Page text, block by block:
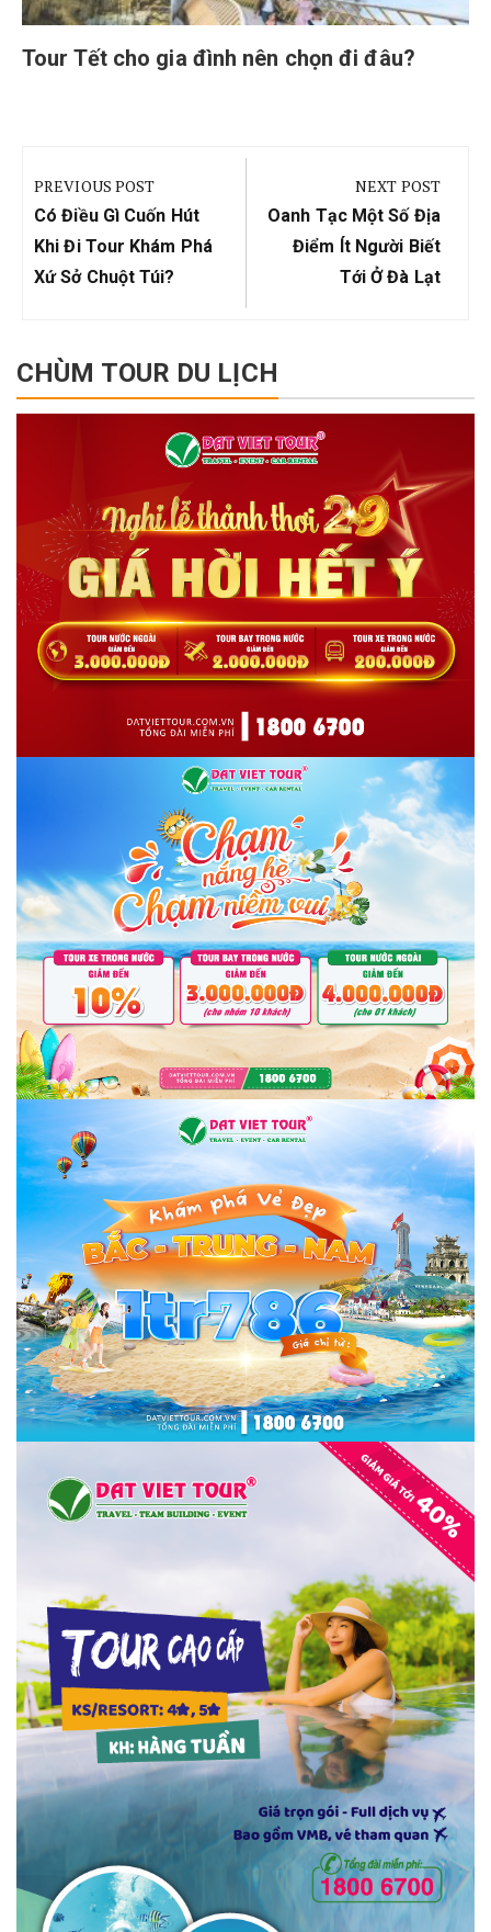
Tour Tết cho gia đình nên chọn đi đâu?
hướng
bài
viết
PREVIOUS POST
Previous
Post:
Có Điều Gì Cuốn Hút
Khi Đi Tour Khám Phá
Xứ Sở Chuột Túi?
NEXT POST
Next
Post:
Oanh Tạc Một Số Địa
Điểm Ít Người Biết
Tới Ở Đà Lạt
CHÙM TOUR DU LỊCH